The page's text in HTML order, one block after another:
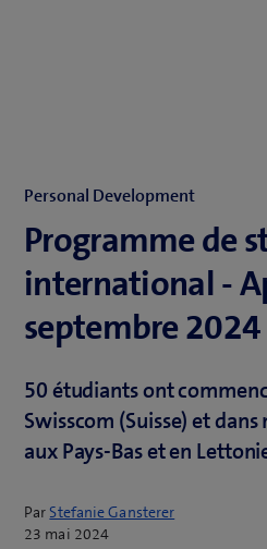
Personal Development
Programme de
international -
septembre 2024
50 étudiants ont
Swisscom (Suisse) et
aux Pays-Bas et en
ParStefanie Gansterer
23 mai 2024